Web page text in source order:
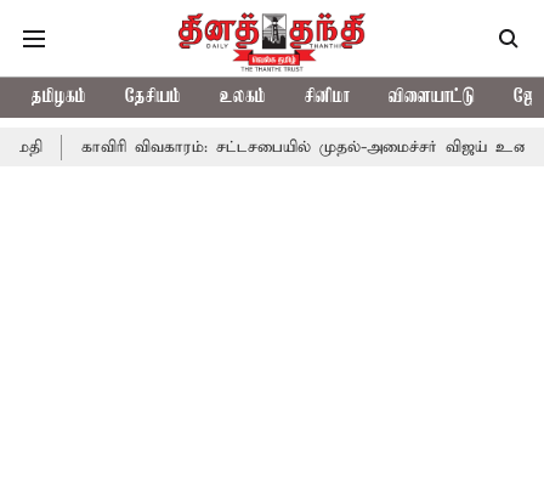
தமிழகம் தேசியம் உலகம் சினிமா விளையாட்டு
விவகாரம்: சட்டசபையில் முதல்-அமைச்சர் விஜய் உரை காவிரி